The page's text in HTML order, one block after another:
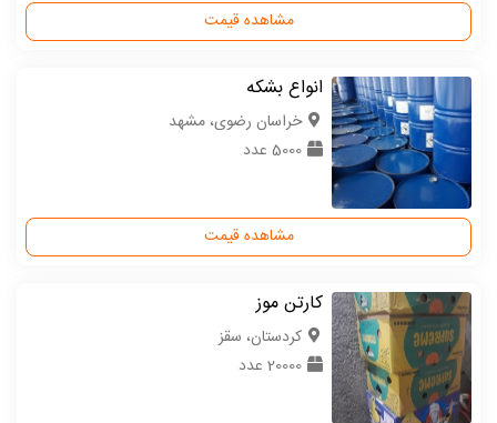
مشاهده قیمت
انواع بشکه
خراسان رضوی، مشهد
5000 عدد
مشاهده قیمت
کارتن موز
كردستان، سقز
20000 عدد